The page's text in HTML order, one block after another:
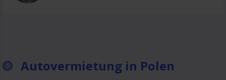
Autovermietung in Polen